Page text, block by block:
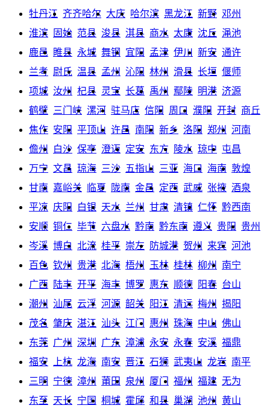
牡丹江 齐齐哈尔 大庆 哈尔滨 黑龙江 新野 邓州
淮滨
固始 范县 浚县 淇县 商水 太康 沈丘 渑池
鹿邑
睢县 永城 舞钢 宜阳 孟津 伊川 新安 通许
兰考 尉氏 温县 孟州 沁阳 林州 滑县 长垣 偃师
项城 汝州 杞县 灵宝 长葛 禹州 鄢陵 明港 济源
鹤壁 三门峡 漯河 驻马店 信阳 周口 濮阳 开封 商丘
焦作 安阳 平顶山 许昌 南阳 新乡 洛阳 郑州
河南
儋州
白沙 保亭 澄迈 定安 东方 陵水 琼中 屯昌
万宁 文昌 琼海 三沙 五指山 三亚 海口 海南 敦煌
甘南 嘉峪关 临夏 陇南 金昌 定西 武威 张掖 酒泉
平凉 庆阳 白银 天水 兰州 甘肃 清镇 仁怀 黔西南
安顺 铜仁 毕节 六盘水 黔南 黔东南 遵义 贵阳 贵州
岑溪 博白 北流 桂平 崇左 防城港 贺州 来宾 河池
百色 钦州 贵港 北海 梧州 玉林 桂林 柳州
南宁
广西
陆丰 开平 海丰 博罗 惠东 顺德 阳春 台山
潮州
汕尾 云浮 河源 韶关 阳江 清远 梅州
揭阳
茂名 肇庆 湛江 汕头 江门 惠州 珠海 中山 佛山
东莞 广州 深圳 广东 漳浦 永安 永春 安溪 福鼎
福安
上杭 龙海 南安 晋江 石狮 武夷山 龙岩 南平
三明
宁德 漳州 莆田 泉州 厦门 福州 福建 无为
东至 天长 宁国 桐城 霍邱 和县 巢湖 池州
黄山